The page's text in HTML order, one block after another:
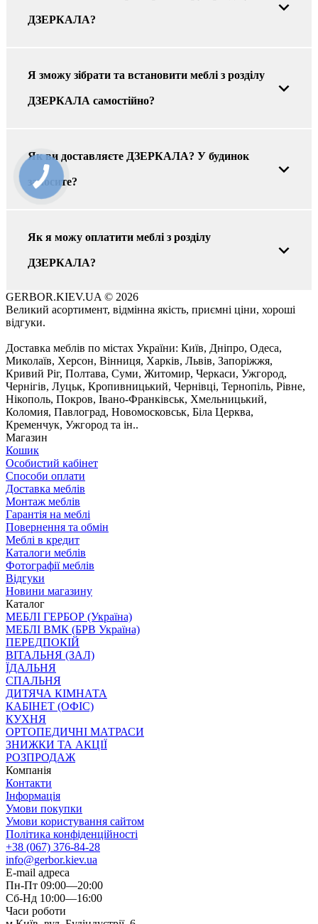
ДЗЕРКАЛА?
Я зможу зібрати та встановити меблі з розділу
ДЗЕРКАЛА самостійно?
Як ви доставляєте ДЗЕРКАЛА? У будинок
заносите?
Як я можу оплатити меблі з розділу
ДЗЕРКАЛА?
GERBOR.KIEV.UA © 2026
Великий асортимент, відмінна якість, приємні ціни, хороші
відгуки.
Доставка меблів по містах України: Київ, Дніпро, Одеса,
Миколаїв, Херсон, Вінниця, Харків, Львів, Запоріжжя,
Кривий Ріг, Полтава, Суми, Житомир, Черкаси, Ужгород,
Чернігів, Луцьк, Кропивницький, Чернівці, Тернопіль, Рівне,
Нікополь, Покров, Івано-Франківськ, Хмельницький,
Коломия, Павлоград, Новомосковськ, Біла Церква,
Кременчук, Ужгород та ін..
Магазин
Кошик
Особистий кабінет
Способи оплати
Доставка меблів
Монтаж меблів
Гарантія на меблі
Повернення та обмін
Меблі в кредит
Каталоги меблів
Фотографії меблів
Відгуки
Новини магазину
Каталог
МЕБЛІ ГЕРБОР (Україна)
МЕБЛІ ВМК (БРВ Україна)
ПЕРЕДПОКІЙ
ВІТАЛЬНЯ (ЗАЛ)
ЇДАЛЬНЯ
СПАЛЬНЯ
ДИТЯЧА КІМНАТА
КАБІНЕТ (ОФІС)
КУХНЯ
ОРТОПЕДИЧНІ МАТРАСИ
ЗНИЖКИ ТА АКЦІЇ
РОЗПРОДАЖ
Компанія
Контакти
Інформація
Умови покупки
Умови користування сайтом
Політика конфіденційності
+38 (067) 376-84-28
info@gerbor.kiev.ua
E-mail адреса
Пн-Пт 09:00—20:00
Сб-Нд 10:00—16:00
Часи роботи